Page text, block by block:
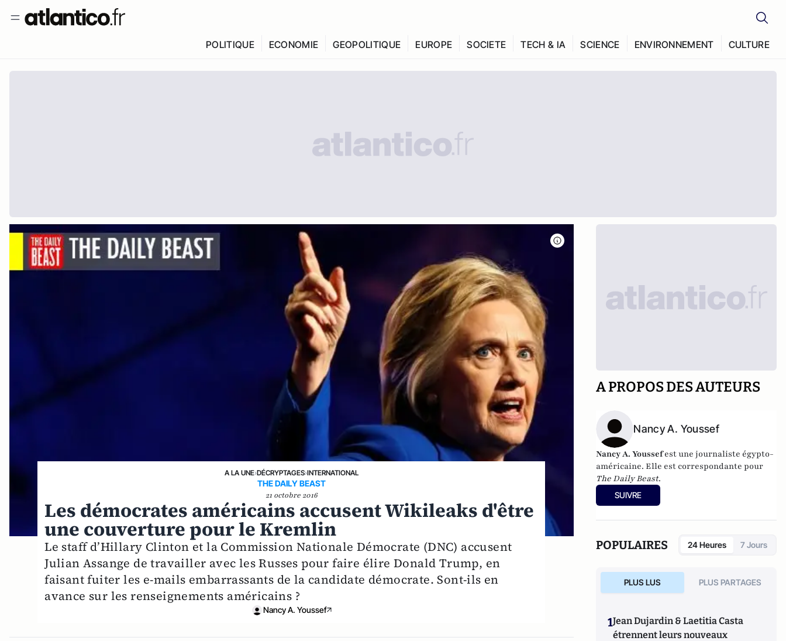
POLITIQUE ECONOMIE GEOPOLITIQUE EUROPE SOCIETE TECH & IA SCIENCE ENVIRONNEMENT CULTURE
A LA UNE›DÉCRYPTAGES›INTERNATIONAL
THE DAILY BEAST
21 octobre 2016
Les démocrates américains accusent Wikileaks d'être
une couverture pour le Kremlin
Le staff d’Hillary Clinton et la Commission Nationale Démocrate (DNC) accusent
Julian Assange de travailler avec les Russes pour faire élire Donald Trump, en
faisant fuiter les e-mails embarrassants de la candidate démocrate. Sont-ils en
avance sur les renseignements américains ?
Nancy A. Youssef
A PROPOS DES AUTEURS
Nancy A. Youssef
Nancy A. Youssefest une journaliste égypto-
américaine. Elle est correspondante pour
The Daily Beast.
SUIVRE
POPULAIRES 24 Heures 7 Jours
PLUS LUS PLUS PARTAGES
1Jean Dujardin & Laetitia Casta
étrennent leurs nouveaux